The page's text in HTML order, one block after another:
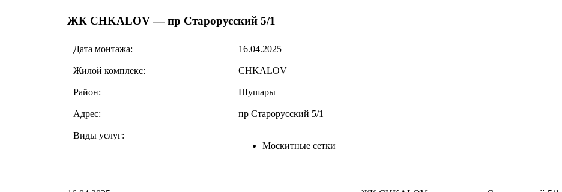
ЖК CHKALOV — пр Старорусский 5/1
Дата монтажа: 16.04.2025
Жилой комплекс: CHKALOV
Район: Шушары
Адрес: пр Старорусский 5/1
Виды услуг:
Москитные сетки